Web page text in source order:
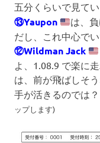
五分くらいで見てい
⑬Yaupon
は、
だし、これ中心で
⑫Wildman Jack
よ、1.08.9 で楽に
は、前が飛ばしそう
手が活きるのでは？
ップします)